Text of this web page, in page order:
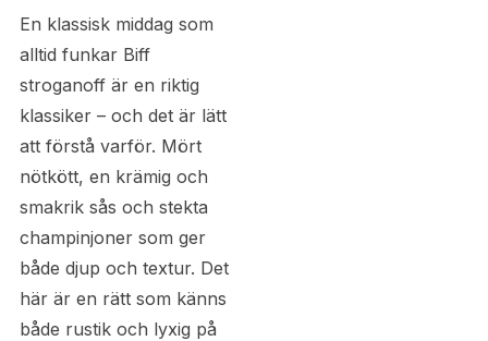
En klassisk middag som
alltid funkar Biff
stroganoff är en riktig
klassiker – och det är lätt
att förstå varför. Mört
nötkött, en krämig och
smakrik sås och stekta
champinjoner som ger
både djup och textur. Det
här är en rätt som känns
både rustik och lyxig på